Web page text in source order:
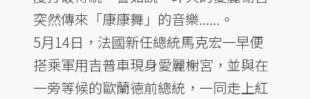
突然傳來「康康舞」的音樂......。
5月14日，法國新任總統馬克宏一早便
搭乘軍用吉普車現身愛麗榭宮，並與在
一旁等候的歐蘭德前總統，一同走上紅